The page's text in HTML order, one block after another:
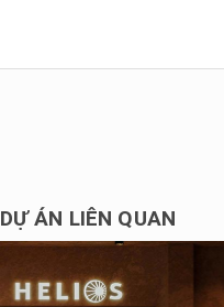
DỰ ÁN LIÊN QUAN